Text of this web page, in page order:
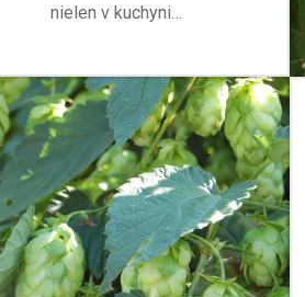
nielen v kuchyni…
Prečítať“Oleje pre zdravie – prírodné poklady našej každodennosti”
…